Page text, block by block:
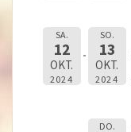
SA.
12
OKT.
2024
SO.
13
OKT.
2024
DO.